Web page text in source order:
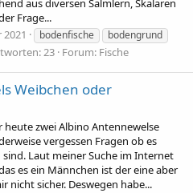
Frage...
2021 bodenfische
bodengrund
23 Forum: Fische
Weibchen oder
zwei Albino Antennewelse
vergessen Fragen ob es
Laut meiner Suche im Internet
es ein Männchen ist der eine aber
nicht sicher. Deswegen habe...